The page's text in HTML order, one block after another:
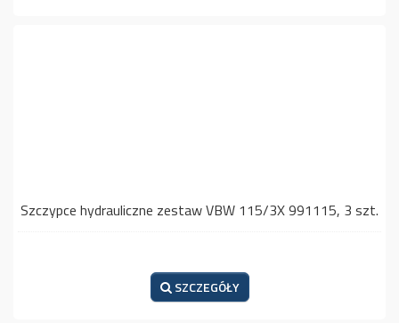
Szczypce hydrauliczne zestaw VBW 115/3X 991115, 3 szt.
SZCZEGÓŁY